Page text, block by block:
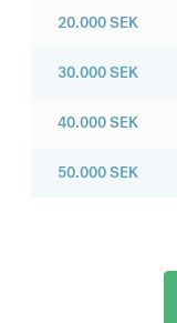
20.000SEK
30.000SEK
40.000SEK
50.000SEK